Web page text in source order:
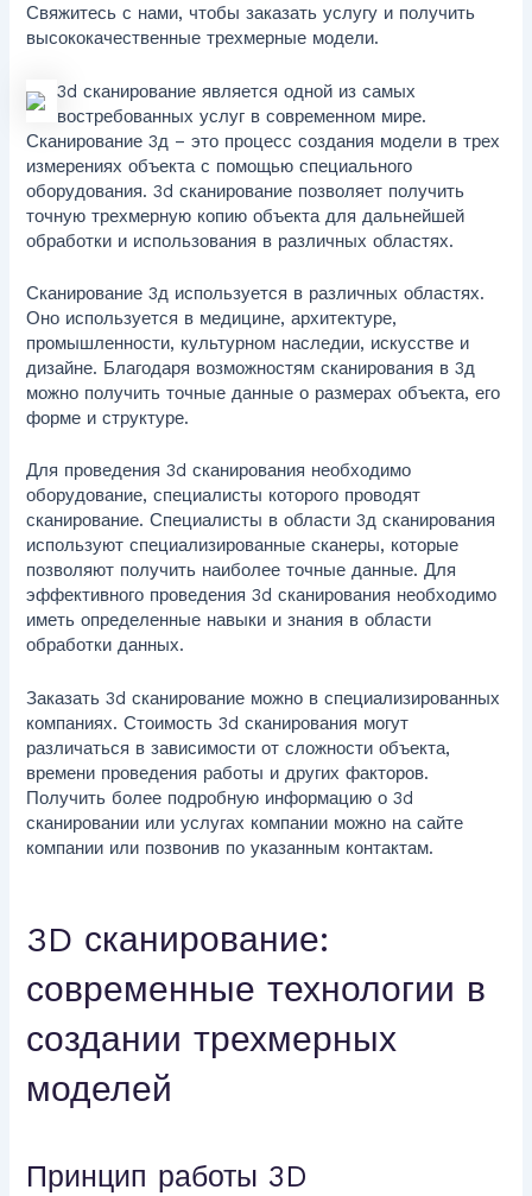
Свяжитесь с нами, чтобы заказать услугу и получить
высококачественные трехмерные модели.
3d сканирование является одной из самых
востребованных услуг в современном мире.
Сканирование 3д – это процесс создания модели в трех
измерениях объекта с помощью специального
оборудования. 3d сканирование позволяет получить
точную трехмерную копию объекта для дальнейшей
обработки и использования в различных областях.
Сканирование 3д используется в различных областях.
Оно используется в медицине, архитектуре,
промышленности, культурном наследии, искусстве и
дизайне. Благодаря возможностям сканирования в 3д
можно получить точные данные о размерах объекта, его
форме и структуре.
Для проведения 3d сканирования необходимо
оборудование, специалисты которого проводят
сканирование. Специалисты в области 3д сканирования
используют специализированные сканеры, которые
позволяют получить наиболее точные данные. Для
эффективного проведения 3d сканирования необходимо
иметь определенные навыки и знания в области
обработки данных.
Заказать 3d сканирование можно в специализированных
компаниях. Стоимость 3d сканирования могут
различаться в зависимости от сложности объекта,
времени проведения работы и других факторов.
Получить более подробную информацию о 3d
сканировании или услугах компании можно на сайте
компании или позвонив по указанным контактам.
3D сканирование:
современные технологии в
создании трехмерных
моделей
Принцип работы 3D